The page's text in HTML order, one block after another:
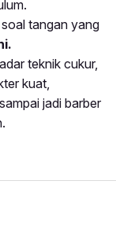
tangan yang
teknik cukur,
kuat,
jadi barber